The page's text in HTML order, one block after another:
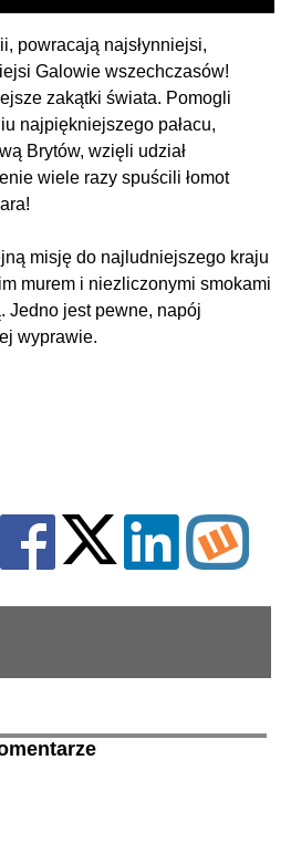
powracają najsłynniejsi,
Galowie wszechczasów!
zakątki świata. Pomogli
najpiękniejszego pałacu,
Brytów, wzięli udział
wiele razy spuścili łomot
misję do najludniejszego kraju
murem i niezliczonymi smokami
Jedno jest pewne, napój
wyprawie.